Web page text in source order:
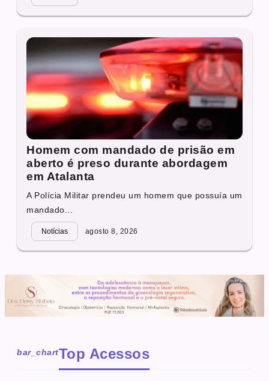
Homem com mandado de prisão em
aberto é preso durante abordagem
em Atalanta
A Polícia Militar prendeu um homem que possuía um
mandado...
Notícias agosto 8, 2026
bar_chartTop Acessos